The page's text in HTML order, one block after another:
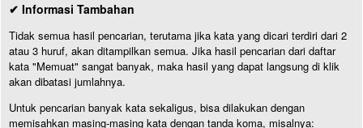
✔ Informasi Tambahan
Tidak semua hasil pencarian, terutama jika kata yang dicari terdiri dari 2
atau 3 huruf, akan ditampilkan semua. Jika hasil pencarian dari daftar
kata "Memuat" sangat banyak, maka hasil yang dapat langsung di klik
akan dibatasi jumlahnya.
Untuk pencarian banyak kata sekaligus, bisa dilakukan dengan
memisahkan masing-masing kata dengan tanda koma, misalnya: